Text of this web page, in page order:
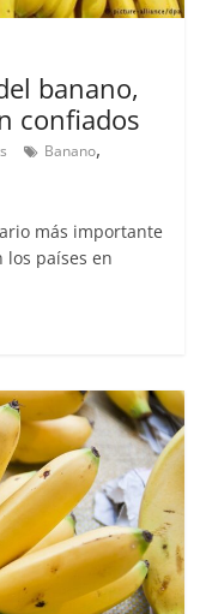
banano,
confiados
Banano,
más importante
países en